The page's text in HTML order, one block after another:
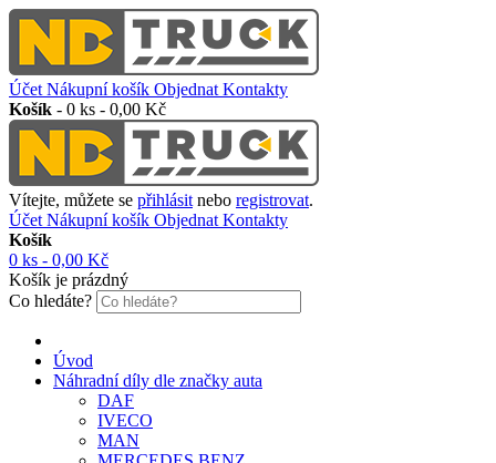
Účet Nákupní košík Objednat Kontakty
Košík - 0 ks - 0,00 Kč
Vítejte, můžete se přihlásit nebo registrovat.
Účet Nákupní košík Objednat Kontakty
Košík
0 ks - 0,00 Kč
Košík je prázdný
Co hledáte?
Úvod
Náhradní díly dle značky auta
DAF
IVECO
MAN